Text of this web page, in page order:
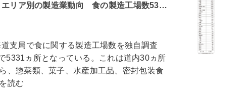
リア別の製造業動向 食の製造工場数53…
局で食に関する製造工場数を独自調査
5331ヵ所となっている。これは道内30ヵ所
、惣菜類、菓子、水産加工品、密封包装食
読む